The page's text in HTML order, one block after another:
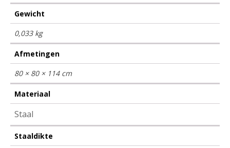
Gewicht
0,033 kg
Afmetingen
80 × 80 × 114 cm
Materiaal
Staal
Staaldikte